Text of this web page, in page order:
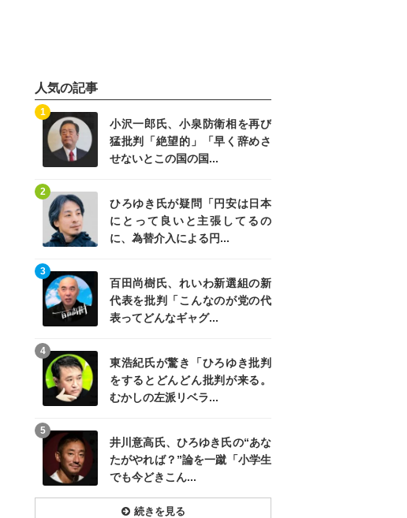
人気の記事
小沢一郎氏、小泉防衛相を再び
猛批判「絶望的」「早く辞めさ
せないとこの国の国...
1
ひろゆき氏が疑問「円安は日本
にとって良いと主張してるの
に、為替介入による円...
2
百田尚樹氏、れいわ新選組の新
代表を批判「こんなのが党の代
表ってどんなギャグ...
3
読む
東浩紀氏が驚き「ひろゆき批判
をするとどんどん批判が来る。
むかしの左派リベラ...
4
読む
井川意高氏、ひろゆき氏の“あな
たがやれば？”論を一蹴「小学生
でも今どきこん...
5
読む
続きを見る